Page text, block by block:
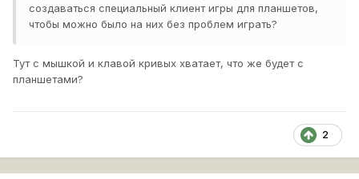
создаваться специальный клиент игры для планшетов,
чтобы можно было на них без проблем играть?
Тут с мышкой и клавой кривых хватает, что же будет с
планшетами?
2